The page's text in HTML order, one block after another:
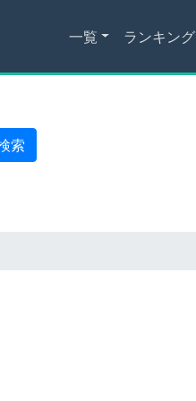
一覧 ランキング
索